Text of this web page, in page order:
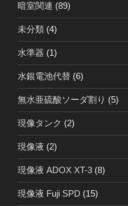
暗室関連 (89)
未分類 (4)
水準器 (1)
水銀電池代替 (6)
無水亜硫酸ソーダ割り (5)
現像タンク (2)
現像液 (2)
現像液 ADOX XT-3 (8)
現像液 Fuji SPD (15)